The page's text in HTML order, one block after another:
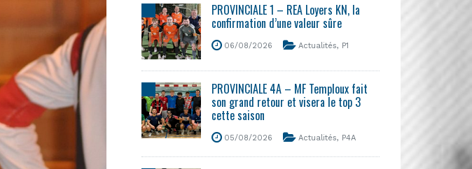
PROVINCIALE 1 – REA Loyers KN, la
confirmation d’une valeur sûre
06/08/2026 Actualités, P1
PROVINCIALE 4A – MF Temploux fait
son grand retour et visera le top 3
cette saison
05/08/2026 Actualités, P4A